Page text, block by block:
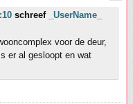
schreef
_UserName_
voor de deur,
er al gesloopt en wat